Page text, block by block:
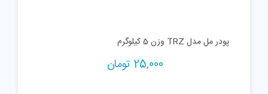
پودر مل مدل TRZ وزن 5 کیلوگرم
25,000 تومان